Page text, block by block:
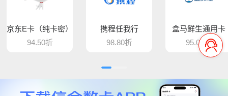
平台新增百商一卡通，销卡较快，欢迎提交！
您好 平台新增中百提货券 骏卡益汇卡 骏卡随心卡 欢迎大家前来提交
京东E卡（纯卡密）
94.50折
携程任我行
98.80折
盒马鲜生通用卡
95.00折